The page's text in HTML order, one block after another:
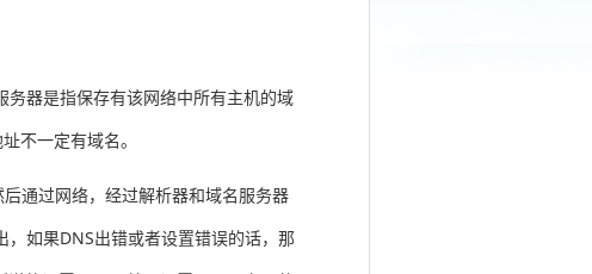
器是指保存有该网络中所有主机的域
不一定有域名。
通过网络，经过解析器和域名服务器
如果DNS出错或者设置错误的话，那